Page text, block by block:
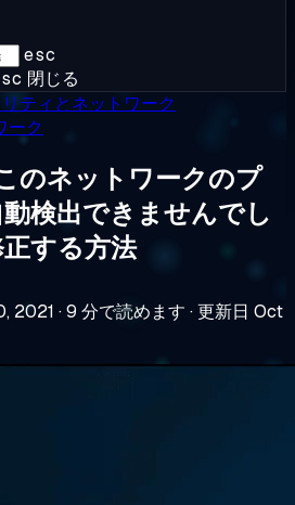
esc
閉じる
ティとネットワーク
ーク
のネットワークのプ
検出できませんでし
する方法
2021 ·9 分で読めます ·更新日 Oct